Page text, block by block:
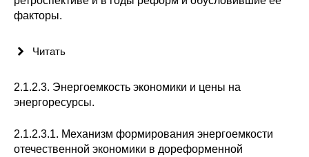
факторы.
Читать
2.1.2.3. Энергоемкость экономики и цены на
энергоресурсы.
2.1.2.3.1. Механизм формирования энергоемкости
отечественной экономики в дореформенной